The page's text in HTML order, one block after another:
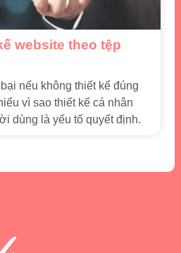
website theo tệp
nếu không thiết kế đúng
vì sao thiết kế cá nhân
dùng là yếu tố quyết định.